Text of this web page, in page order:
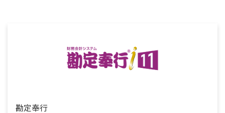
勘定奉行